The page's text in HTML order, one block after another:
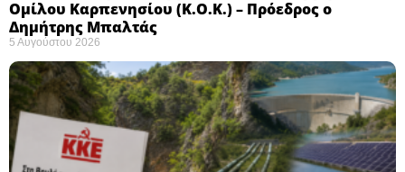
Ομίλου Καρπενησίου (Κ.Ο.Κ.) – Πρόεδρος ο
Δημήτρης Μπαλτάς
5 Αυγούστου 2026